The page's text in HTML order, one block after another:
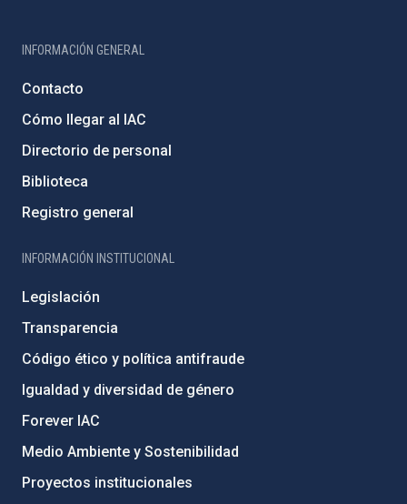
INFORMACIÓN GENERAL
Contacto
Cómo llegar al IAC
Directorio de personal
Biblioteca
Registro general
INFORMACIÓN INSTITUCIONAL
Legislación
Transparencia
Código ético y política antifraude
Igualdad y diversidad de género
Forever IAC
Medio Ambiente y Sostenibilidad
Proyectos institucionales